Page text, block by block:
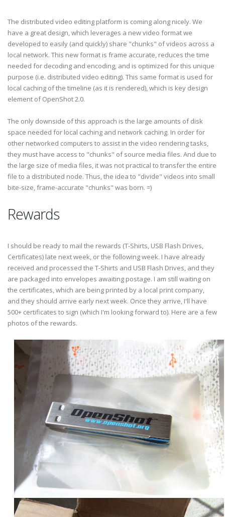
The distributed video editing platform is coming along nicely. We
have a great design, which leverages a new video format we
developed to easily (and quickly) share "chunks" of videos across a
local network. This new format is frame accurate, reduces the time
needed for decoding and encoding, and is optimized for this unique
purpose (i.e. distributed video editing). This same format is used for
local caching of the timeline (as it is rendered), which is key design
element of OpenShot 2.0.
The only downside of this approach is the large amounts of disk
space needed for local caching and network caching. In order for
other networked computers to assist in the video rendering tasks,
they must have access to "chunks" of source media files. And due to
the large size of media files, it was not practical to transfer the entire
file to a distributed node. Thus, the idea to "divide" videos into small
bite-size, frame-accurate "chunks" was born. =)
Rewards
I should be ready to mail the rewards (T-Shirts, USB Flash Drives,
Certificates) late next week, or the following week. I have already
received and processed the T-Shirts and USB Flash Drives, and they
are packaged into envelopes awaiting postage. I am still waiting on
the certificates, which are being printed by a local print company,
and they should arrive early next week. Once they arrive, I'll have
500+ certificates to sign (which I'm looking forward to). Here are a few
photos of the rewards.